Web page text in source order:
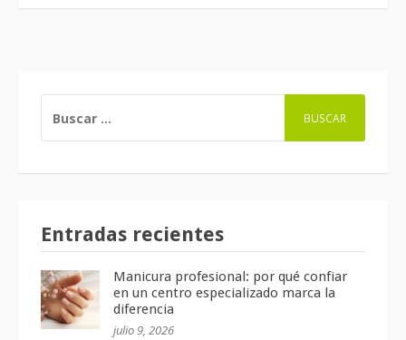
Entradas recientes
Manicura profesional: por qué confiar
en un centro especializado marca la
diferencia
julio 9, 2026